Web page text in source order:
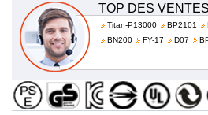
TOP DES VENTES
Titan-P13000 BP2101
BN200
FY-17 D07